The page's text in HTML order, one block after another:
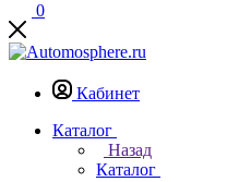
0
Кабинет
Каталог
Назад
Каталог